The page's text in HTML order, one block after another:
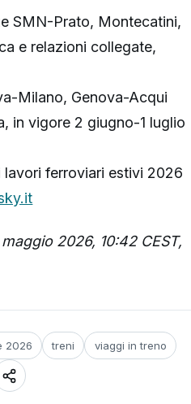
SMN-Prato, Montecatini,
e relazioni collegate,
Milano, Genova-Acqui
in vigore 2 giugno-1 luglio
lavori ferroviari estivi 2026
2026, 10:42 CEST,
2026 treni viaggi in treno